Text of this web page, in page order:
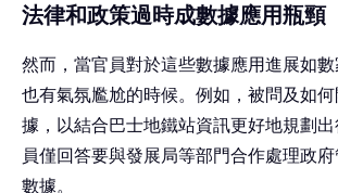
法律和政策過時成數據應用瓶頸
然而，當官員對於這些數據應用進展如
也有氣氛尷尬的時候。例如，被問及如
據，以結合巴士地鐵站資訊更好地規劃
員僅回答要與發展局等部門合作處理政
數據。